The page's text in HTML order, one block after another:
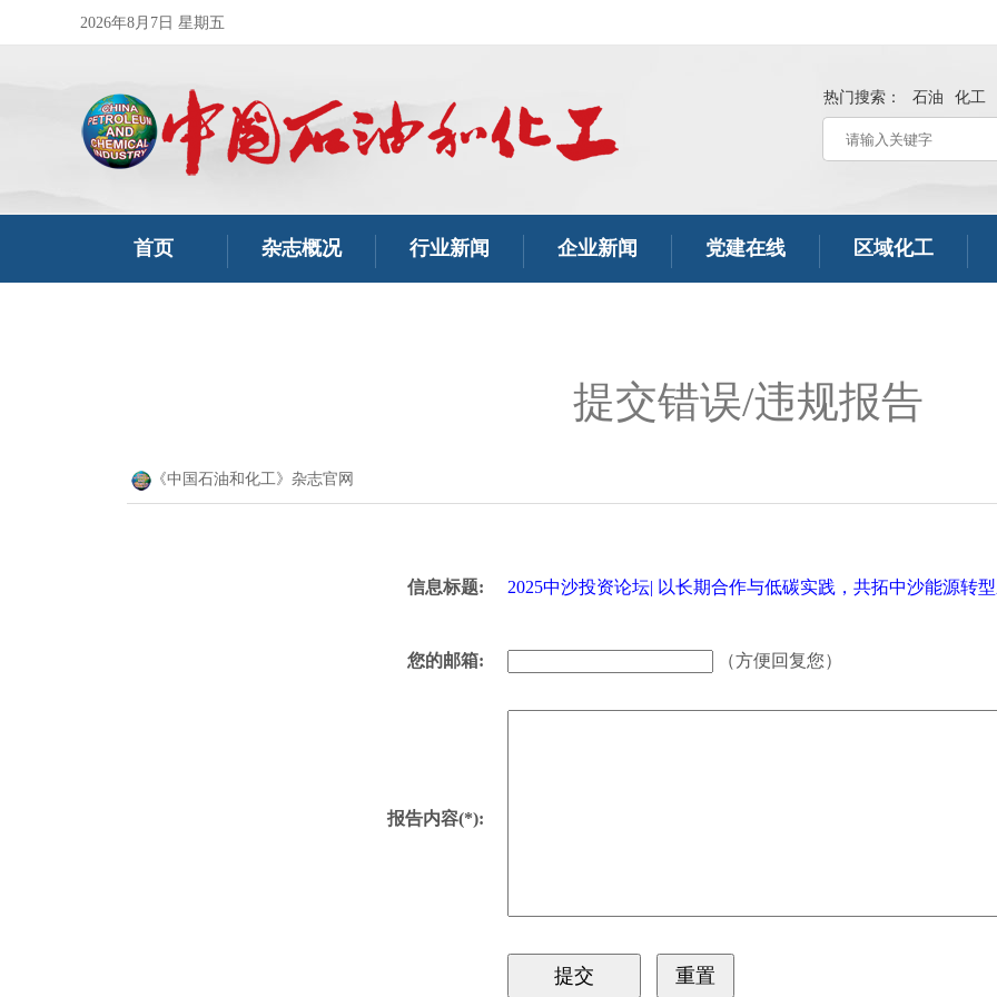
2026年8月7日 星期五
热门搜索： 石油 化工
首页 杂志概况 行业新闻 企业新闻 党建在线 区域化工
提交错误/违规报告
《中国石油和化工》杂志官网
信息标题: 2025中沙投资论坛| 以长期合作与低碳实践，共拓中沙能源转
您的邮箱: （方便回复您）
报告内容(*):